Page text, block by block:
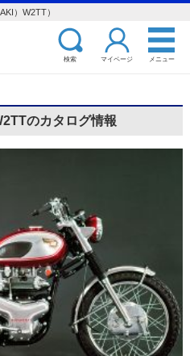
）W2TT）
検索 マイページ メニュー
のカタログ情報